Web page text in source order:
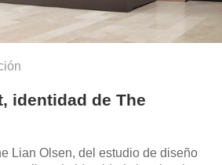
identidad de The
Lian Olsen, del estudio de diseño